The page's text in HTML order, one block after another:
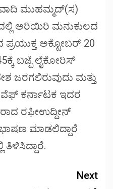
ಮುಹಮ್ಮದ್(ಸ)
ಅರಿಯಿರಿ ಮನುಕುಲದ
ಅಕ್ಟೋಬರ್ 20
ಬಜ್ಪೆ ಲೈಕೋರಿಸ್
ಜರಗಲಿರುವುದು ಮತ್ತು
ಕರ್ನಾಟಕ ಇದರ
ರಫೀಉದ್ದೀನ್
ಮಾಡಲಿದ್ದಾರೆ
ತಿಳಿಸಿದ್ದಾರೆ.
Next